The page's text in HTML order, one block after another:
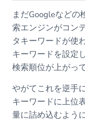
まだGoogleなどの
索エンジンがコン
タキーワードが使
キーワードを設定
検索順位が上がっ
やがてこれを逆手
キーワードに上位
量に詰め込むよう